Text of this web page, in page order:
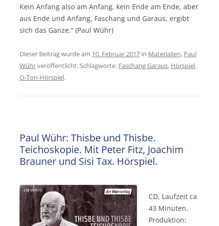
Kein Anfang also am Anfang, kein Ende am Ende, aber
aus Ende und Anfang, Faschang und Garaus, ergibt
sich das Ganze.“ (Paul Wühr)
Dieser Beitrag wurde am 10. Februar 2017in Materialien, Paul
Wührveröffentlicht. Schlagworte: Faschang Garaus, Hörspiel,
O-Ton-Hörspiel.
Paul Wühr: Thisbe und Thisbe.
Teichoskopie. Mit Peter Fitz, Joachim
Brauner und Sisi Tax. Hörspiel.
CD, Laufzeit ca
43 Minuten.
Produktion: